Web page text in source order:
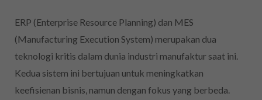
ERP (Enterprise Resource Planning) dan MES
(Manufacturing Execution System) merupakan dua
teknologi kritis dalam dunia industri manufaktur saat ini.
Kedua sistem ini bertujuan untuk meningkatkan
keefisienan bisnis, namun dengan fokus yang berbeda.